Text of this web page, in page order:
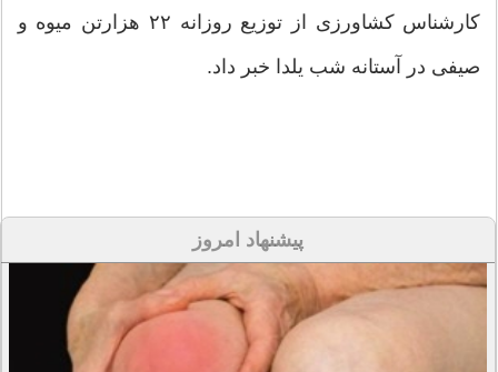
کارشناس کشاورزی از توزیع روزانه ۲۲ هزارتن میوه و
صیفی در آستانه شب یلدا خبر داد.
پیشنهاد امروز